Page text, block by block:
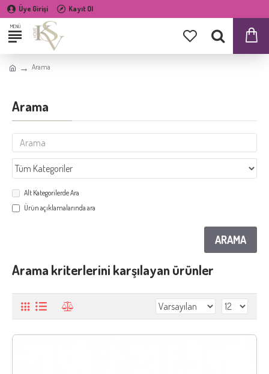
Üye Girişi Kayıt Ol
Arama
Arama
Alt Kategorilerde Ara
Ürün açıklamalarında ara
ARAMA
Arama kriterlerini karşılayan ürünler